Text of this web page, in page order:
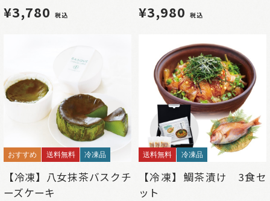
¥3,780 税込 ¥3,980 税込
おすすめ 送料無料 冷凍品
【冷凍】八女抹茶バスクチ
ーズケーキ
送料無料 冷凍品
【冷凍】鯛茶漬け 3食セ
ット